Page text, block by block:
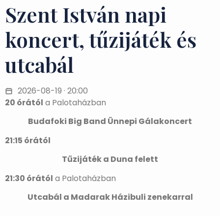
Szent István napi
koncert, tűzijáték és
utcabál
2026-08-19 · 20:00
20 órától a Palotaházban
Budafoki Big Band Ünnepi Gálakoncert
21:15 órától
Tűzijáték a Duna felett
21:30 órától a Palotaházban
Utcabál a Madarak Házibuli zenekarral